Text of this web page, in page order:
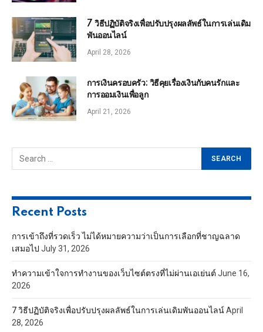
7 วิธีปฏิบัติจริงเพื่อปรับปรุงผลลัพธ์ในการเล่นเดิม
พันออนไลน์
April 28, 2026
การเงินครอบครัว: วิธีคุยเรื่องเงินกับคนรักและ
การออมเงินเพื่อลูก
April 21, 2026
Recent Posts
การเข้าถึงที่รวดเร็ว ไม่ได้หมายความว่าเป็นการเลือกที่ชาญฉลาด
เสมอไป July 31, 2026
ทำความเข้าใจการทำงานของเว็บไซต์ตรงที่ไม่ผ่านเอเย่นต์ June 16,
2026
7 วิธีปฏิบัติจริงเพื่อปรับปรุงผลลัพธ์ในการเล่นเดิมพันออนไลน์April
28, 2026